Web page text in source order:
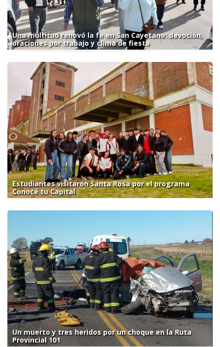
Una multitud renovó la fe en San Cayetano: devoción,
oraciones por trabajo y clima de fiesta
Estudiantes visitaron Santa Rosa por el programa
Conocé tu Capital
Un muerto y tres heridos por un choque en la Ruta
Provincial 101